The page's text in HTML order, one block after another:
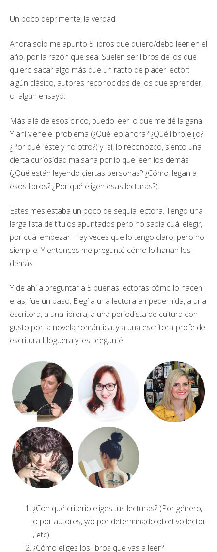
Un poco deprimente, la verdad.
Ahora solo me apunto 5 libros que quiero/debo leer en el
año, por la razón que sea. Suelen ser libros de los que
quiero sacar algo más que un ratito de placer lector:
algún clásico, autores reconocidos de los que aprender,
o algún ensayo.
Más allá de esos cinco, puedo leer lo que me dé la gana.
Y ahí viene el problema (¿Qué leo ahora? ¿Qué libro elijo?
¿Por qué este y no otro?) y sí, lo reconozco, siento una
cierta curiosidad malsana por lo que leen los demás
(¿Qué están leyendo ciertas personas? ¿Cómo llegan a
esos libros? ¿Por qué eligen esas lecturas?).
Estes mes estaba un poco de sequía lectora. Tengo una
larga lista de títulos apuntados pero no sabía cuál elegir,
por cuál empezar. Hay veces que lo tengo claro, pero no
siempre. Y entonces me pregunté cómo lo harían los
demás.
Y de ahí a preguntar a 5 buenas lectoras cómo lo hacen
ellas, fue un paso. Elegí a una lectora empedernida, a una
escritora, a una librera, a una periodista de cultura con
gusto por la novela romántica, y a una escritora-profe de
escritura-bloguera y les pregunté.
¿Con qué criterio eliges tus lecturas? (Por género,
o por autores, y/o por determinado objetivo lector
, etc)
¿Cómo eliges los libros que vas a leer?